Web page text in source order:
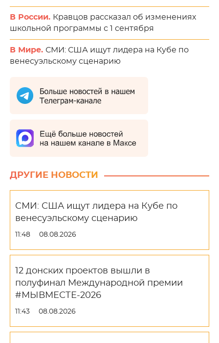
В России. Кравцов рассказал об изменениях
школьной программы с 1 сентября
В Мире. СМИ: США ищут лидера на Кубе по
венесуэльскому сценарию
ДРУГИЕ НОВОСТИ
СМИ: США ищут лидера на Кубе по
венесуэльскому сценарию
11:48 08.08.2026
12 донских проектов вышли в
полуфинал Международной премии
#МЫВМЕСТЕ-2026
11:43 08.08.2026